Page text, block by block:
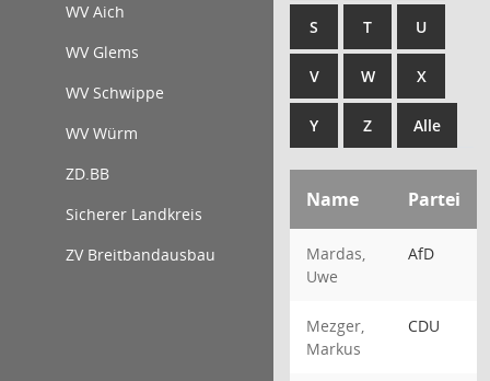
WV Aich
WV Glems
WV Schwippe
WV Würm
ZD.BB
Sicherer Landkreis
ZV Breitbandausbau
S T U
V W X
Y Z Alle
Name Partei
Mardas,
Uwe
AfD
Mezger,
Markus
CDU